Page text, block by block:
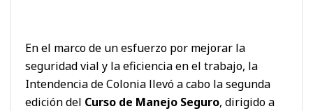
En el marco de un esfuerzo por mejorar la
seguridad vial y la eficiencia en el trabajo, la
Intendencia de Colonia llevó a cabo la segunda
edición del Curso de Manejo Seguro, dirigido a